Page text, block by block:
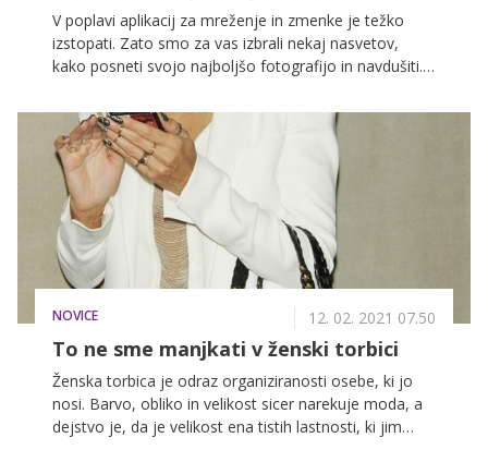
V poplavi aplikacij za mreženje in zmenke je težko
izstopati. Zato smo za vas izbrali nekaj nasvetov,
kako posneti svojo najboljšo fotografijo in navdušiti.
za aplikacije, kjer je fotografija tista, ki pritegne
pogled. Ljudje smo vizualna bitja in opazujemo z
očmi. Na aplikacijah za zmenke je tako zelo
pomembno, kakšna je vaša profilna fotografija. Nekaj
nasvetov, da boste pri iskanju svoje najboljše
polovice uspešni, smo za vas zbrali spodaj.
NOVICE 12. 02. 2021 07.50
To ne sme manjkati v ženski torbici
Ženska torbica je odraz organiziranosti osebe, ki jo
nosi. Barvo, obliko in velikost sicer narekuje moda, a
dejstvo je, da je velikost ena tistih lastnosti, ki jim